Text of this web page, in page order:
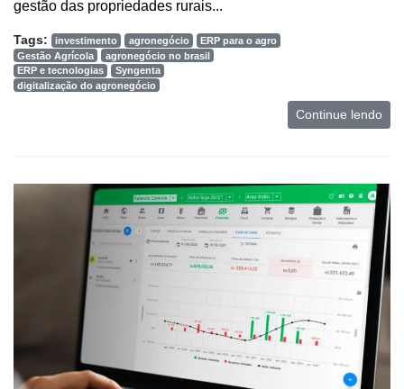
gestão das propriedades rurais...
Tags: investimento agronegócio
ERP para o agro
Gestão Agrícola
agronegócio no brasil
ERP e tecnologias
Syngenta
digitalização do agronegócio
Continue lendo